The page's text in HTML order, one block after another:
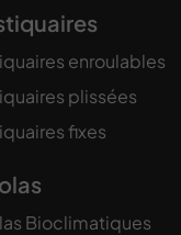
enroulables
plissées
fixes
Bioclimatiques